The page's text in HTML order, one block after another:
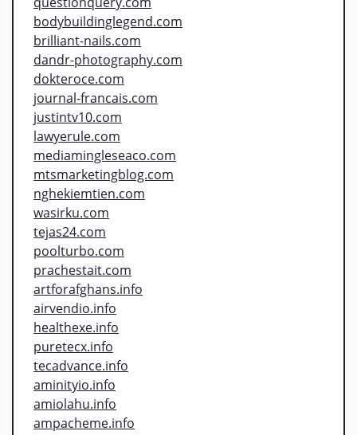
bodybuildinglegend.com
brilliant-nails.com
dandr-photography.com
dokteroce.com
journal-francais.com
justintv10.com
lawyerule.com
mediamingleseaco.com
mtsmarketingblog.com
nghekiemtien.com
wasirku.com
tejas24.com
poolturbo.com
prachestait.com
artforafghans.info
airvendio.info
healthexe.info
puretecx.info
tecadvance.info
aminityio.info
amiolahu.info
ampacheme.info